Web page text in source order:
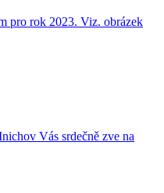
pro rok 2023. Viz. obrázek
Vás srdečně zve na